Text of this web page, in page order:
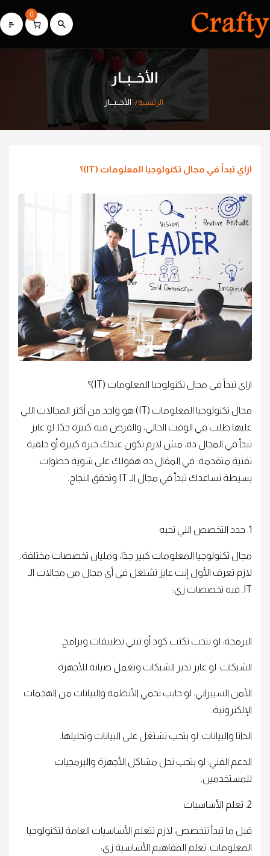
0
الأخــبــار
الرئيسية الأخــبــار
ازاي تبدأ في مجال تكنولوجيا المعلومات (IT)؟
ازاي تبدأ في مجال تكنولوجيا المعلومات (IT)؟
مجال تكنولوجيا المعلومات (IT) هو واحد من أكتر المجالات اللي
عليها طلب في الوقت الحالي، والفرص فيه كبيرة جدًا. لو عايز
تبدأ في المجال ده، مش لازم تكون عندك خبرة كبيرة أو خلفية
تقنية متقدمة. في المقال ده هقولك على شوية خطوات
بسيطة تساعدك تبدأ في مجال الـ IT وتحقق النجاح.
1. حدد التخصص اللي تحبه
مجال تكنولوجيا المعلومات كبير جدًا، ومليان تخصصات مختلفة.
لازم تعرف الأول إنت عايز تشتغل في أي مجال من مجالات الـ
IT. فيه تخصصات زي:
البرمجة: لو بتحب تكتب كود أو تبني تطبيقات وبرامج.
الشبكات: لو عايز تدير الشبكات وتعمل صيانة للأجهزة.
الأمن السيبراني: لو حابب تحمي الأنظمة والبيانات من الهجمات
الإلكترونية.
الداتا والبيانات: لو بتحب تشتغل على البيانات وتحليلها.
الدعم الفني: لو بتحب تحل مشاكل الأجهزة والبرمجيات
للمستخدمين.
2. تعلم الأساسيات
قبل ما تبدأ تتخصص، لازم تتعلم الأساسيات العامة لتكنولوجيا
المعلومات. تعلم المفاهيم الأساسية زي: